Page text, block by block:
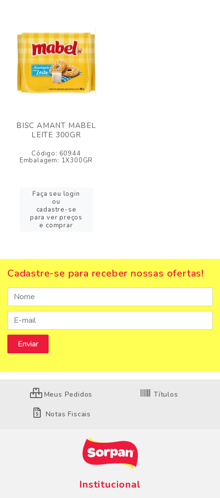
BISC AMANT MABEL
LEITE 300GR
Código: 60944
Embalagem: 1X300GR
Faça seu login
ou
cadastre-se
para ver preços
e comprar
Cadastre-se para receber nossas ofertas!
Meus Pedidos Títulos
Notas Fiscais
Institucional